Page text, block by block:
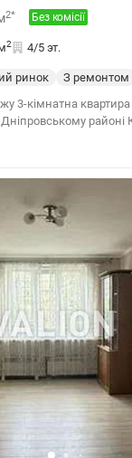
2* Без комісії
2 4/5 эт.
ринок З ремонтом
3-кімнатна
районі
хвилин пішки до
10 хвилин пішки
розв’язка в усі
доступності
аптеки, банки,
43-044 Віта, valion.ua/